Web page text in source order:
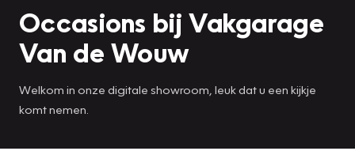
Occasions bij Vakgarage
Van de Wouw
Welkom in onze digitale showroom, leuk dat u een kijkje
komt nemen.